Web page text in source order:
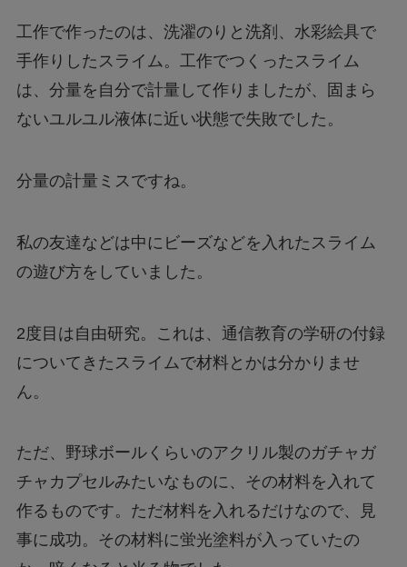
工作で作ったのは、洗濯のりと洗剤、水彩絵具で
手作りしたスライム。工作でつくったスライム
は、分量を自分で計量して作りましたが、固まら
ないユルユル液体に近い状態で失敗でした。
分量の計量ミスですね。
私の友達などは中にビーズなどを入れたスライム
の遊び方をしていました。
2度目は自由研究。これは、通信教育の学研の付録
についてきたスライムで材料とかは分かりませ
ん。
ただ、野球ボールくらいのアクリル製のガチャガ
チャカプセルみたいなものに、その材料を入れて
作るものです。ただ材料を入れるだけなので、見
事に成功。その材料に蛍光塗料が入っていたの